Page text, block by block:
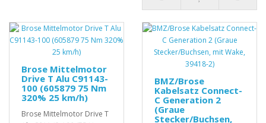
Brose Mittelmotor
Drive T Alu C91143-
100 (605879 75 Nm
320% 25 km/h)
Brose Mittelmotor Drive T
BMZ/Brose
Kabelsatz Connect-
C Generation 2
(Graue
Stecker/Buchsen,